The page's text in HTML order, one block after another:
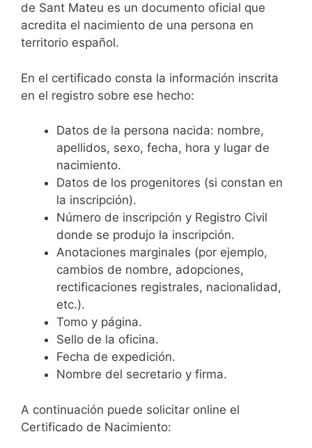
de Sant Mateu es un documento oficial que
acredita el nacimiento de una persona en
territorio español.
En el certificado consta la información inscrita
en el registro sobre ese hecho:
Datos de la persona nacida: nombre,
apellidos, sexo, fecha, hora y lugar de
nacimiento.
Datos de los progenitores (si constan en
la inscripción).
Número de inscripción y Registro Civil
donde se produjo la inscripción.
Anotaciones marginales (por ejemplo,
cambios de nombre, adopciones,
rectificaciones registrales, nacionalidad,
etc.).
Tomo y página.
Sello de la oficina.
Fecha de expedición.
Nombre del secretario y firma.
A continuación puede solicitar online el
Certificado de Nacimiento: